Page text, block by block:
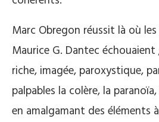
Marc Obregon réussit là où
Maurice G. Dantec
riche, imagée, paroxystique,
palpables la colère, la
en amalgamant des éléments